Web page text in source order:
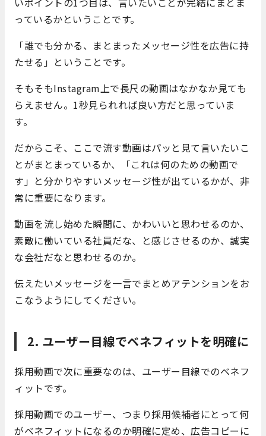
っているかということです。
「誰でも分かる、まとまったメッセージ性を広告に持
たせる」ということです。
そもそもInstagram上で長尺の動画はなかなか見ても
らえません。1秒見られれば良い方だと思っていま
す。
だからこそ、ここで流す動画はパッと見て言いたいこ
とがまとまっているか、「これは何のための動画で
す」と分かりやすいメッセージ性が出ているかが、非
常に重要になります。
動画を流し始めた瞬間に、かわいいと思わせるのか、
素敵に働いている社員だな、と感じさせるのか、誠実
な会社だなと思わせるのか。
伝えたいメッセージを一言でまとめアテンションをお
こなうようにしてください。
2. ユーザー目線でベネフィットを明確に
採用動画で次に重要なのは、ユーザー目線でのベネフ
ィットです。
採用動画でのユーザー、つまり採用候補者にとって何
がベネフィットになるのか明確に定め、広告コピーに